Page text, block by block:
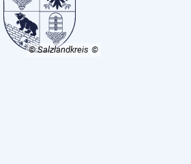
© Salzlandkreis